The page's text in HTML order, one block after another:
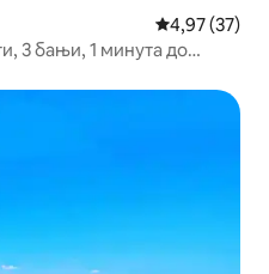
Просечна
4,97 (37)
3 бањи, 1 минута до
на гостите“